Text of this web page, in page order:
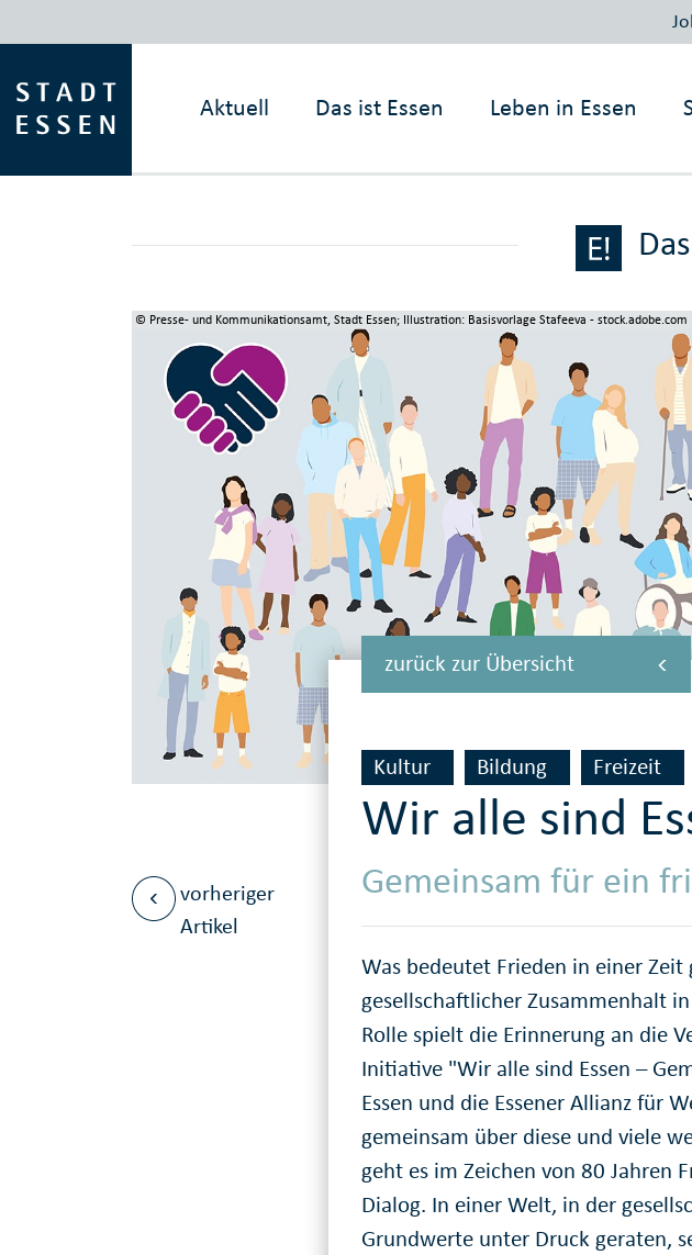
Aktuell Das ist Essen Leben in Essen
© Presse- und Kommunikationsamt, Stadt Essen; Illustration: Basisvorlage Stafeeva - stock.adobe.com
vorheriger
Artikel
zurück zur Übersicht
Kultur Bildung Freizeit
Wir alle sind
Gemeinsam für ein
Was bedeutet Frieden in einer
gesellschaftlicher Zusammenhalt
Rolle spielt die Erinnerung an die
Initiative "Wir alle sind Essen –
Essen und die Essener Allianz für
gemeinsam über diese und viele
geht es im Zeichen von 80 Jahren
Dialog. In einer Welt, in der
Grundwerte unter Druck geraten,